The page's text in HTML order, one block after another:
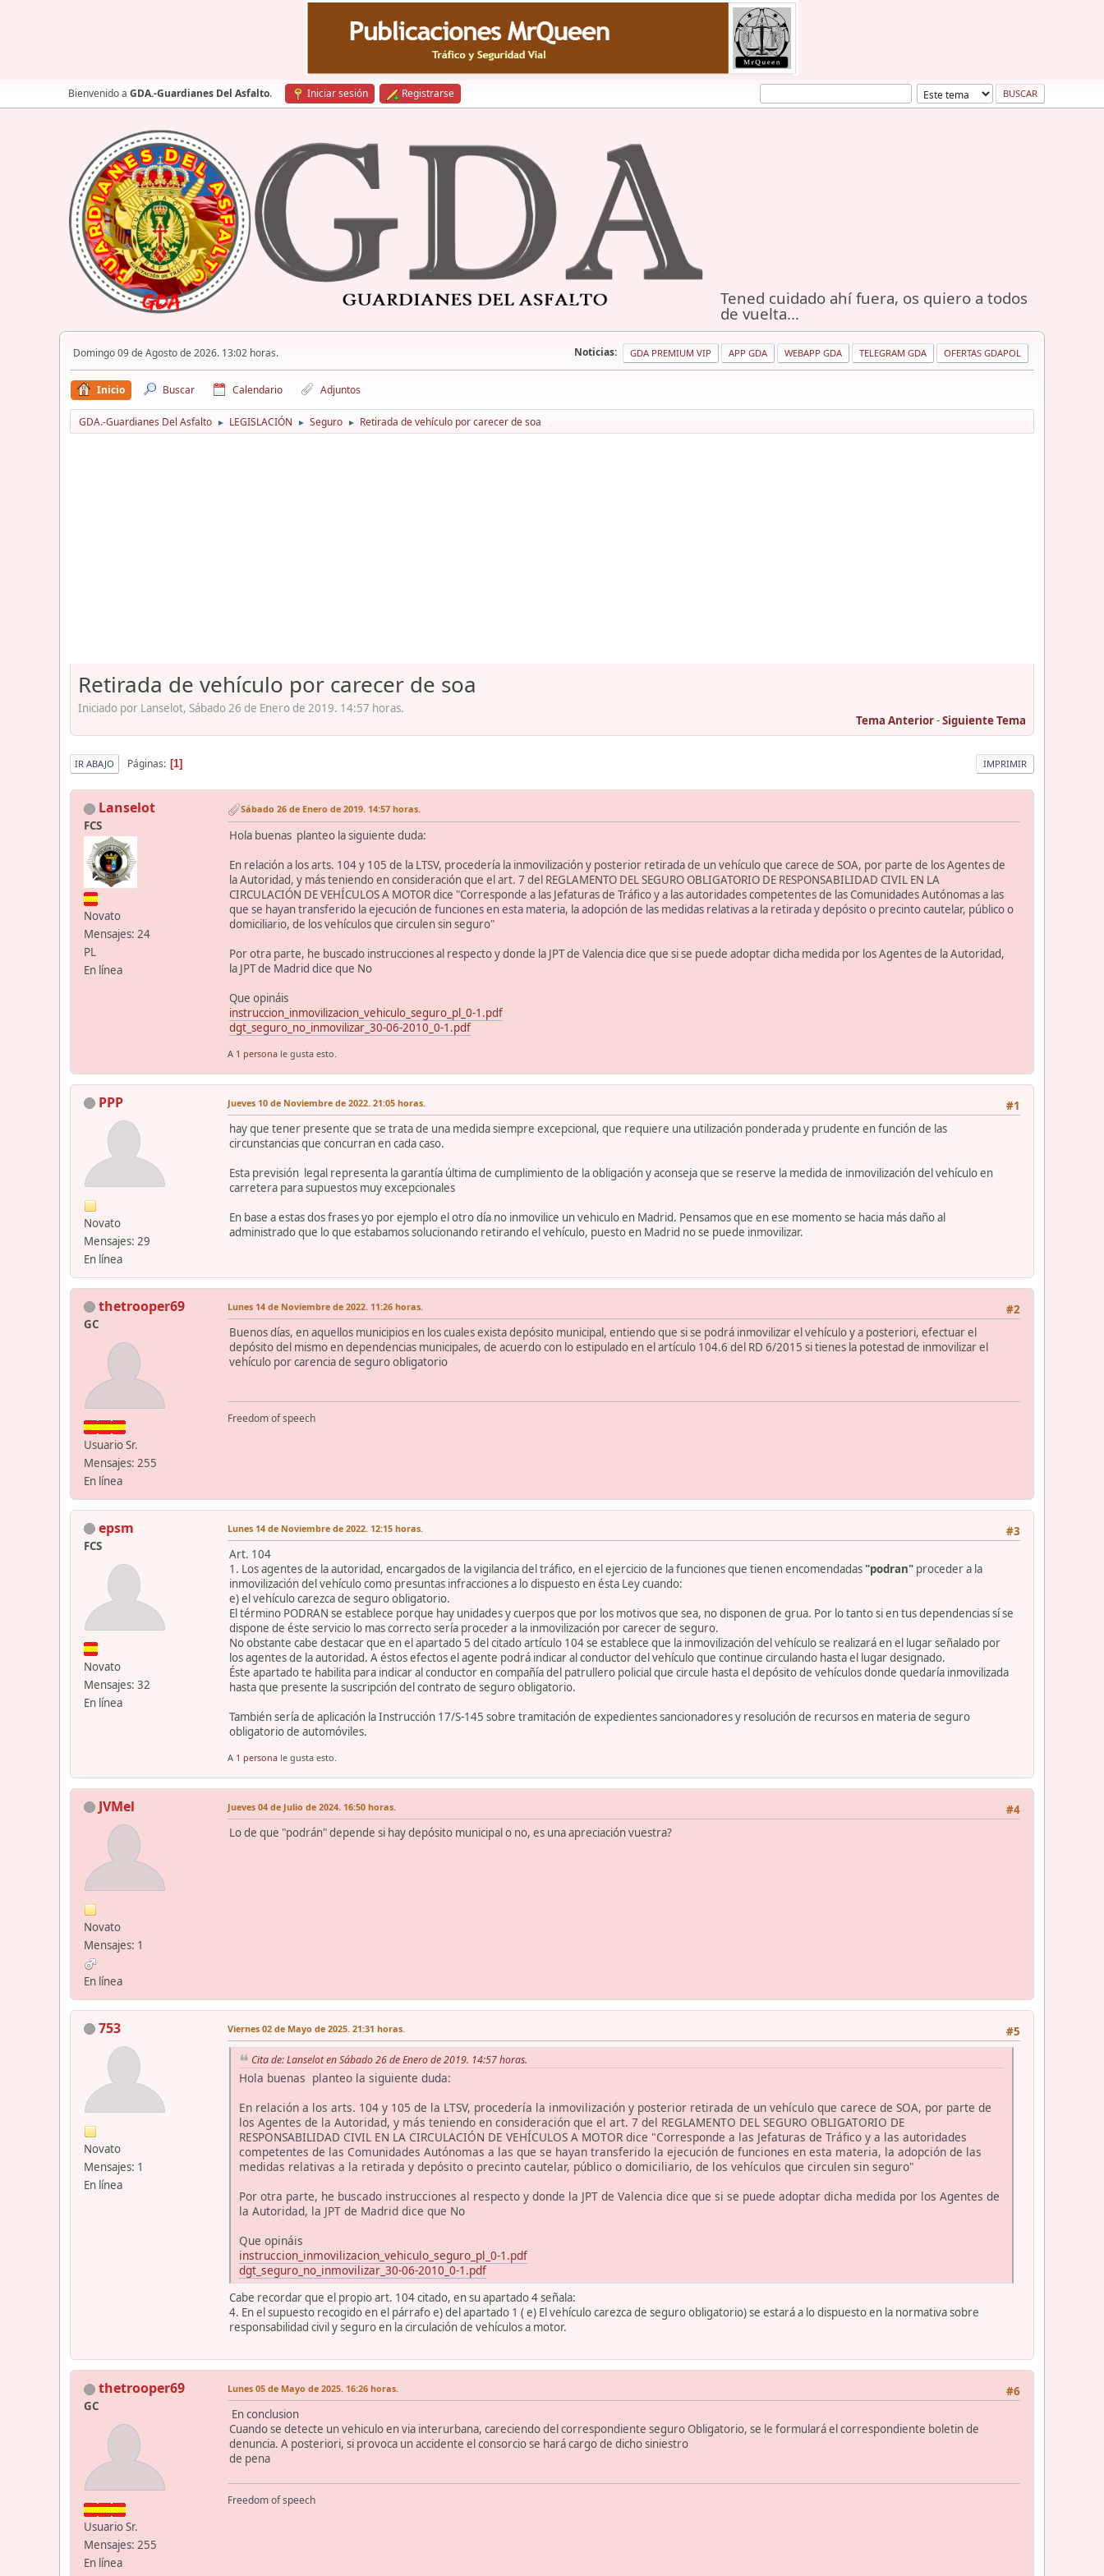
Bienvenido a GDA.-Guardianes Del Asfalto. Iniciar sesión Registrarse
Tened cuidado ahí fuera, os quiero a todos
de vuelta...
Domingo 09 de Agosto de 2026. 13:02 horas. Noticias: GDA PREMIUM VIP APP GDA WEBAPP GDA TELEGRAM GDA OFERTAS GDAPOL
Inicio Buscar Calendario Adjuntos
GDA.-Guardianes Del Asfalto ► LEGISLACIÓN ► Seguro ► Retirada de vehículo por carecer de soa
Retirada de vehículo por carecer de soa
Iniciado por Lanselot, Sábado 26 de Enero de 2019. 14:57 horas.
Tema Anterior-Siguiente Tema
IMPRIMIR
IR ABAJO Páginas 1
Lanselot
FCS
Novato
Mensajes: 24
PL
En línea
Sábado 26 de Enero de 2019. 14:57 horas.
Hola buenas planteo la siguiente duda:
En relación a los arts. 104 y 105 de la LTSV, procedería la inmovilización y posterior retirada de un vehículo que carece de SOA, por parte de los Agentes de
la Autoridad, y más teniendo en consideración que el art. 7 del REGLAMENTO DEL SEGURO OBLIGATORIO DE RESPONSABILIDAD CIVIL EN LA
CIRCULACIÓN DE VEHÍCULOS A MOTOR dice "Corresponde a las Jefaturas de Tráfico y a las autoridades competentes de las Comunidades Autónomas a las
que se hayan transferido la ejecución de funciones en esta materia, la adopción de las medidas relativas a la retirada y depósito o precinto cautelar, público o
domiciliario, de los vehículos que circulen sin seguro"
Por otra parte, he buscado instrucciones al respecto y donde la JPT de Valencia dice que si se puede adoptar dicha medida por los Agentes de la Autoridad,
la JPT de Madrid dice que No
Que opináis
instruccion_inmovilizacion_vehiculo_seguro_pl_0-1.pdf
dgt_seguro_no_inmovilizar_30-06-2010_0-1.pdf
A 1 persona le gusta esto.
PPP
Novato
Mensajes: 29
En línea
#1
Jueves 10 de Noviembre de 2022. 21:05 horas.
hay que tener presente que se trata de una medida siempre excepcional, que requiere una utilización ponderada y prudente en función de las
circunstancias que concurran en cada caso.
Esta previsión legal representa la garantía última de cumplimiento de la obligación y aconseja que se reserve la medida de inmovilización del vehículo en
carretera para supuestos muy excepcionales
En base a estas dos frases yo por ejemplo el otro día no inmovilice un vehiculo en Madrid. Pensamos que en ese momento se hacia más daño al
administrado que lo que estabamos solucionando retirando el vehículo, puesto en Madrid no se puede inmovilizar.
thetrooper69
GC
Usuario Sr.
Mensajes: 255
En línea
#2
Lunes 14 de Noviembre de 2022. 11:26 horas.
Buenos días, en aquellos municipios en los cuales exista depósito municipal, entiendo que si se podrá inmovilizar el vehículo y a posteriori, efectuar el
depósito del mismo en dependencias municipales, de acuerdo con lo estipulado en el artículo 104.6 del RD 6/2015 si tienes la potestad de inmovilizar el
vehículo por carencia de seguro obligatorio
Freedom of speech
epsm
FCS
Novato
Mensajes: 32
En línea
#3
Lunes 14 de Noviembre de 2022. 12:15 horas.
Art. 104
1. Los agentes de la autoridad, encargados de la vigilancia del tráfico, en el ejercicio de la funciones que tienen encomendadas "podran" proceder a la
inmovilización del vehículo como presuntas infracciones a lo dispuesto en ésta Ley cuando:
e) el vehículo carezca de seguro obligatorio.
El término PODRAN se establece porque hay unidades y cuerpos que por los motivos que sea, no disponen de grua. Por lo tanto si en tus dependencias sí se
dispone de éste servicio lo mas correcto sería proceder a la inmovilización por carecer de seguro.
No obstante cabe destacar que en el apartado 5 del citado artículo 104 se establece que la inmovilización del vehículo se realizará en el lugar señalado por
los agentes de la autoridad. A éstos efectos el agente podrá indicar al conductor del vehículo que continue circulando hasta el lugar designado.
Éste apartado te habilita para indicar al conductor en compañía del patrullero policial que circule hasta el depósito de vehículos donde quedaría inmovilizada
hasta que presente la suscripción del contrato de seguro obligatorio.
También sería de aplicación la Instrucción 17/S-145 sobre tramitación de expedientes sancionadores y resolución de recursos en materia de seguro
obligatorio de automóviles.
A 1 persona le gusta esto.
JVMel
Novato
Mensajes: 1
En línea
#4
Jueves 04 de Julio de 2024. 16:50 horas.
Lo de que "podrán" depende si hay depósito municipal o no, es una apreciación vuestra?
753
Novato
Mensajes: 1
En línea
#5
Viernes 02 de Mayo de 2025. 21:31 horas.
Cita de: Lanselot en Sábado 26 de Enero de 2019. 14:57 horas.
Hola buenas planteo la siguiente duda:
En relación a los arts. 104 y 105 de la LTSV, procedería la inmovilización y posterior retirada de un vehículo que carece de SOA, por parte de
los Agentes de la Autoridad, y más teniendo en consideración que el art. 7 del REGLAMENTO DEL SEGURO OBLIGATORIO DE
RESPONSABILIDAD CIVIL EN LA CIRCULACIÓN DE VEHÍCULOS A MOTOR dice "Corresponde a las Jefaturas de Tráfico y a las autoridades
competentes de las Comunidades Autónomas a las que se hayan transferido la ejecución de funciones en esta materia, la adopción de las
medidas relativas a la retirada y depósito o precinto cautelar, público o domiciliario, de los vehículos que circulen sin seguro"
Por otra parte, he buscado instrucciones al respecto y donde la JPT de Valencia dice que si se puede adoptar dicha medida por los Agentes de
la Autoridad, la JPT de Madrid dice que No
Que opináis
instruccion_inmovilizacion_vehiculo_seguro_pl_0-1.pdf
dgt_seguro_no_inmovilizar_30-06-2010_0-1.pdf
Cabe recordar que el propio art. 104 citado, en su apartado 4 señala:
4. En el supuesto recogido en el párrafo e) del apartado 1 ( e) El vehículo carezca de seguro obligatorio) se estará a lo dispuesto en la normativa sobre
responsabilidad civil y seguro en la circulación de vehículos a motor.
thetrooper69
GC
Usuario Sr.
Mensajes: 255
En línea
#6
Lunes 05 de Mayo de 2025. 16:26 horas.
En conclusion
Cuando se detecte un vehiculo en via interurbana, careciendo del correspondiente seguro Obligatorio, se le formulará el correspondiente boletin de
denuncia. A posteriori, si provoca un accidente el consorcio se hará cargo de dicho siniestro
de pena
Freedom of speech